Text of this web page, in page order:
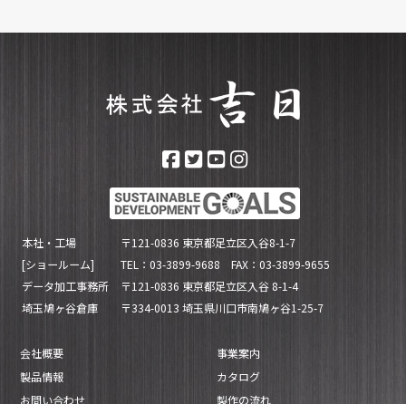
本社・工場
[ショールーム]
〒121-0836 東京都足立区入谷8-1-7
TEL：03-3899-9688 FAX：03-3899-9655
データ加工事務所
〒121-0836 東京都足立区入谷 8-1-4
埼玉鳩ヶ谷倉庫
〒334-0013 埼玉県川口市南鳩ヶ谷1-25-7
会社概要
事業案内
製品情報
カタログ
お問い合わせ
製作の流れ